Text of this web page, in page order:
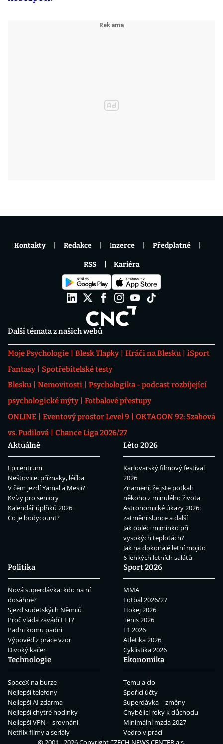
Další témata z našich webů
Moje Psychologie Blesk Tlapky Hráči na Blesku
iSport
Fantasy
Spotřebitelské testy
Blesku
Nemovitosti
Psychologika - podcast rozbíjející
psychologické mýty
Fotbalové přestupy
ONLINE
Eventový prostor Level 9
OKTAGON 92: Szabová
vs. Pudilová
Chance Liga 2026/27
Aktuálně
Epicentrum
Neštovice: příznaky, léčba
V čem jezdí Yamal a Mesii?
Kvízy pro seniory
Kalendář úplňků 2026
Co je bodycount?
Léto 2026
Karlovarský filmový festival
2026
Znamení, že jste potkali
někoho z minulého života
Astronomické úkazy 2026:
zatmění slunce a další
Jak obléci miminko při
vysokých teplotách?
Jak na dokonalé letní mojito
6 lehkých letních salátů
Politika
Nová superdávka: kdo na ní
dosáhne?
Sjezd sudetských Němců
Proč vláda zavádí EET?
Padni komu padni
Výpověď z práce vzor
Divoký kačer
Sport 2026
MMA
Fotbal 2026/27
Hokej 2026
Tenis 2026
F1 2026
Atletika 2026
Cyklistika 2026
Technologie
SpaceX na burze
Nejlepší telefony
Nejlepší AI zdarma
Nejlepší chytré hodinky
Nejlepší VPN – srovnání
Netflix filmy a seriály
Ekonomika
Temu a clo
Spořicí účty
Superdávka – změny
Chybějící roky k důchodu
Minimální mzda 2027
Vedro v práci
Kontakty Redakce Inzerce Předplatné
RSS Kariéra
© 2001 - 2026 CopyrightCZECH NEWS CENTER a.s.